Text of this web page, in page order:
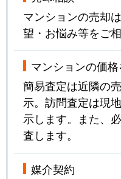
マンションの売却
望・お悩み等をご
マンションの価
簡易査定は近隣の
示。訪問査定は現
示します。また、
査します。
媒介契約